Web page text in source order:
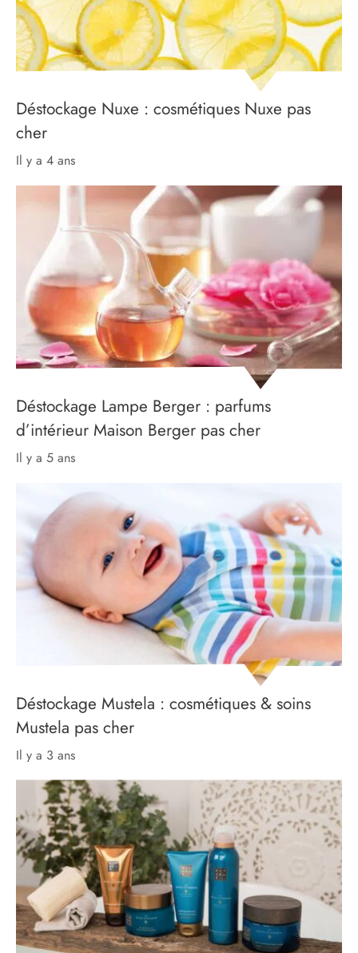
Déstockage Nuxe : cosmétiques Nuxe pas
cher
il y a 4 ans
Déstockage Lampe Berger : parfums
d’intérieur Maison Berger pas cher
il y a 5 ans
Déstockage Mustela : cosmétiques & soins
Mustela pas cher
il y a 3 ans